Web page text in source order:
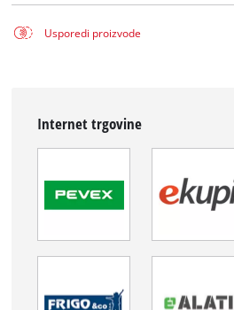
Usporedi proizvode
Internet trgovine